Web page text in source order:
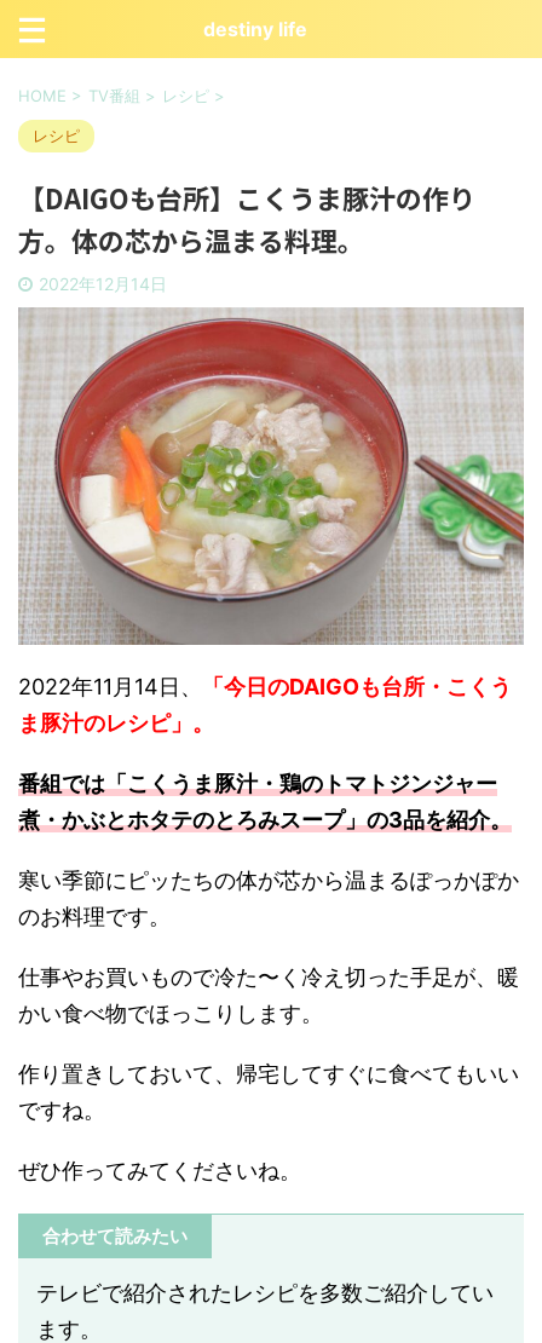
destiny life
HOME > TV番組 > レシピ >
レシピ
【DAIGOも台所】こくうま豚汁の作り
方。体の芯から温まる料理。
2022年12月14日
2022年11月14日、
「今日のDAIGOも台所・こくう
ま豚汁のレシピ」 。
番組では「こくうま豚汁・鶏のトマトジンジャー
煮・かぶとホタテのとろみスープ」の3品を紹介。
寒い季節にピッたちの体が芯から温まるぽっかぽか
のお料理です。
仕事やお買いもので冷た〜く冷え切った手足が、暖
かい食べ物でほっこりします。
作り置きしておいて、帰宅してすぐに食べてもいい
ですね。
ぜひ作ってみてくださいね。
合わせて読みたい
テレビで紹介されたレシピを多数ご紹介してい
ます。